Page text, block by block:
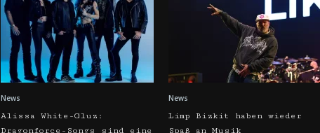
News
Alissa White-Gluz:
Dragonforce-Songs sind eine
News
Limp Bizkit haben wieder
Spaß an Musik